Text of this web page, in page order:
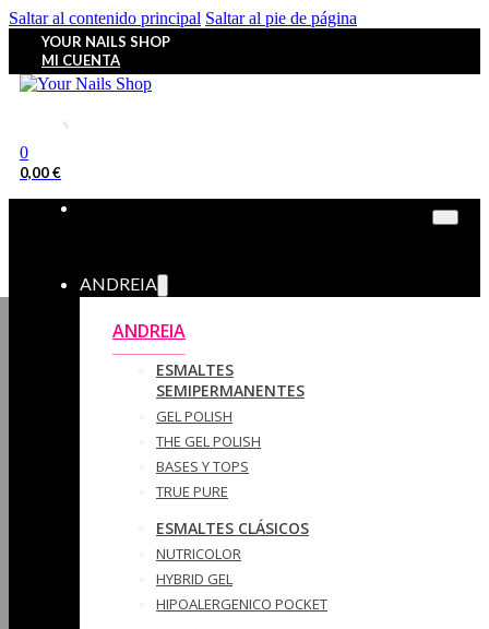
Saltar al contenido principal Saltar al pie de página
YOUR NAILS SHOP
MI CUENTA
0
0,00€
ANDREIA
ANDREIA
ESMALTES
SEMIPERMANENTES
GEL POLISH
THE GEL POLISH
BASES Y‎ TOPS
TRUE PURE
ESMALTES CLÁSICOS
NUTRICOLOR
HYBRID GEL
HIPOALERGENICO POCKET